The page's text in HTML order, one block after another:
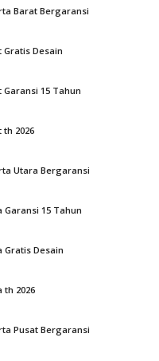
Barat Bergaransi
Desain
15 Tahun
2026
Utara Bergaransi
15 Tahun
Gratis Desain
th 2026
Pusat Bergaransi